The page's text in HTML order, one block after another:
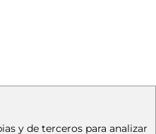
y de terceros para analizar